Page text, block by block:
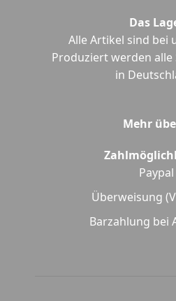
Das
Alle Artikel sind bei
Produziert werden
in
Mehr
Paypal
Überweisung
Barzahlung bei